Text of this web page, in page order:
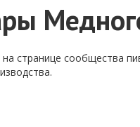
на странице сообщества